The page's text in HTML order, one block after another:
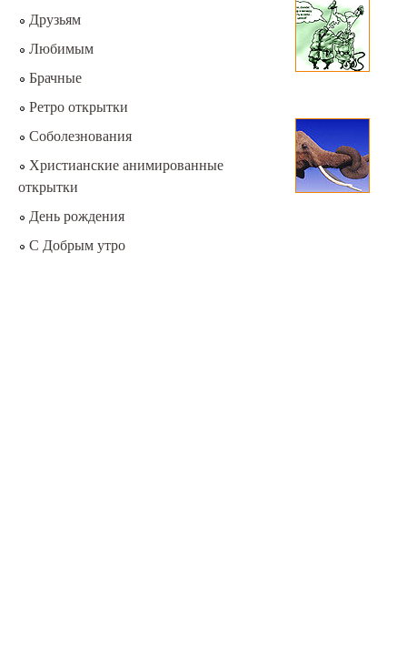
Друзьям
Любимым
Брачные
Ретро открытки
Соболезнования
Христианские анимированные
открытки
День рождения
С Добрым утро